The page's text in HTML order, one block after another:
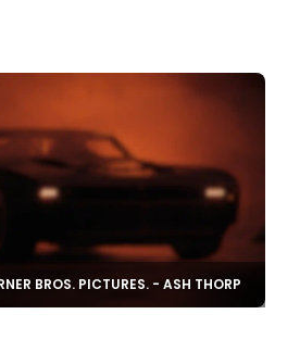
BROS. PICTURES. - ASH THORP